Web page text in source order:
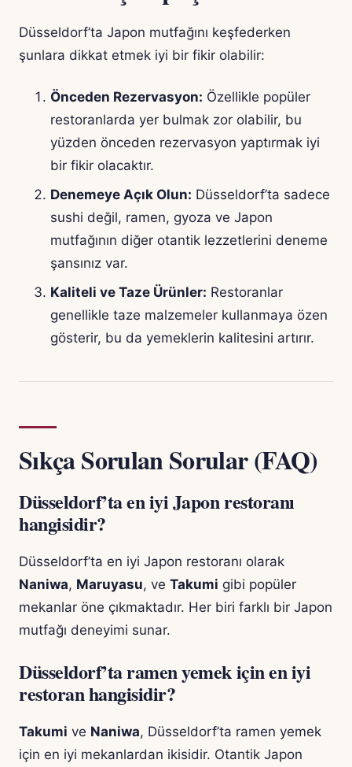
Düsseldorf’ta Japon mutfağını keşfederken
şunlara dikkat etmek iyi bir fikir olabilir:
Önceden Rezervasyon: Özellikle popüler
restoranlarda yer bulmak zor olabilir, bu
yüzden önceden rezervasyon yaptırmak iyi
bir fikir olacaktır.
Denemeye Açık Olun: Düsseldorf’ta sadece
sushi değil, ramen, gyoza ve Japon
mutfağının diğer otantik lezzetlerini deneme
şansınız var.
Kaliteli ve Taze Ürünler: Restoranlar
genellikle taze malzemeler kullanmaya özen
gösterir, bu da yemeklerin kalitesini artırır.
Sıkça Sorulan Sorular (FAQ)
Düsseldorf’ta en iyi Japon restoranı
hangisidir?
Düsseldorf’ta en iyi Japon restoranı olarak
Naniwa, Maruyasu, ve Takumi gibi popüler
mekanlar öne çıkmaktadır. Her biri farklı bir Japon
mutfağı deneyimi sunar.
Düsseldorf’ta ramen yemek için en iyi
restoran hangisidir?
Takumi ve Naniwa, Düsseldorf’ta ramen yemek
için en iyi mekanlardan ikisidir. Otantik Japon